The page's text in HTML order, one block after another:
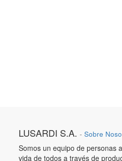
LUSARDI S.A. - Sobre
Somos un equipo de personas
vida de todos a través de